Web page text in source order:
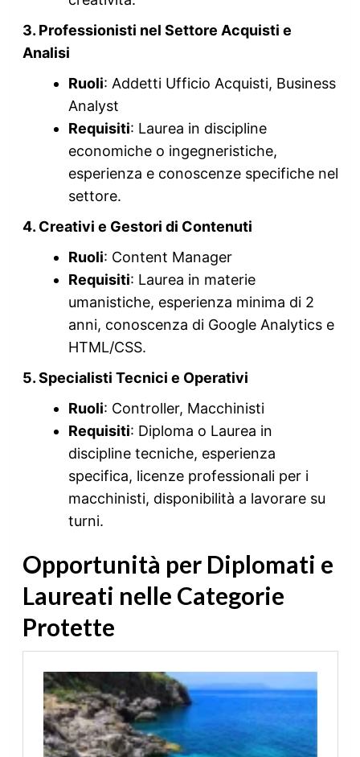
3. Professionisti nel Settore Acquisti e
Analisi
Ruoli: Addetti Ufficio Acquisti, Business
Analyst
Requisiti: Laurea in discipline
economiche o ingegneristiche,
esperienza e conoscenze specifiche nel
settore.
4. Creativi e Gestori di Contenuti
Ruoli: Content Manager
Requisiti: Laurea in materie
umanistiche, esperienza minima di 2
anni, conoscenza di Google Analytics e
HTML/CSS.
5. Specialisti Tecnici e Operativi
Ruoli: Controller, Macchinisti
Requisiti: Diploma o Laurea in
discipline tecniche, esperienza
specifica, licenze professionali per i
macchinisti, disponibilità a lavorare su
turni.
Opportunità per Diplomati e
Laureati nelle Categorie
Protette